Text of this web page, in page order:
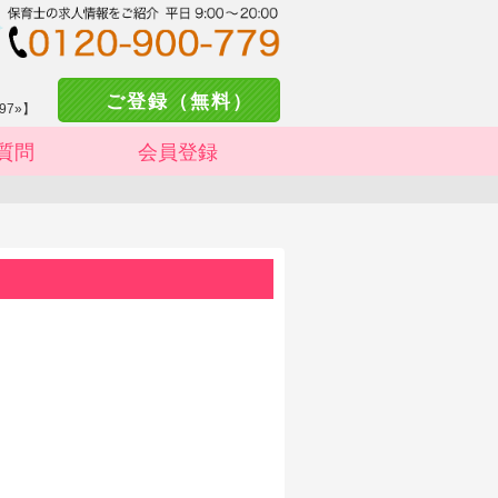
】 ご登録（無料）
問 会員登録